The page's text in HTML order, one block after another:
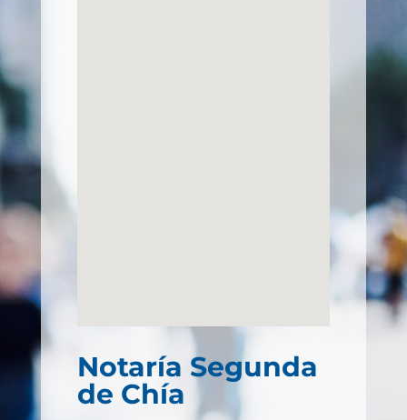
Notaría Segunda
de Chía